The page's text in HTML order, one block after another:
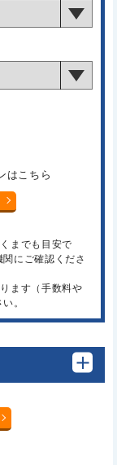
はこちら
までも目安で
にご確認くださ
ます（手数料や
。